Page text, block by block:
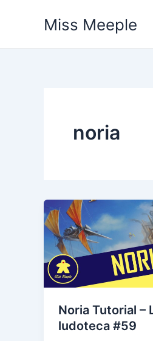
Miss Meeple
noria
Noria Tutorial –
ludoteca #59